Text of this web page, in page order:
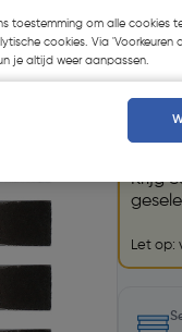
Krijg
Let op:
toestemming om alle cookies
cookies. Via 'Voorkeuren
je altijd weer aanpassen.